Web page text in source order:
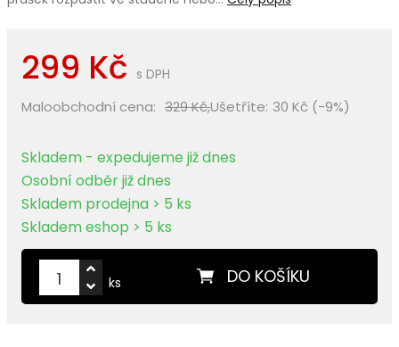
299 Kč s DPH
Maloobchodní cena: 329 Kč,Ušetříte: 30 Kč (-9%)
Skladem - expedujeme již dnes
Osobní odběr již dnes
Skladem prodejna > 5 ks
Skladem eshop > 5 ks
DO KOŠÍKU
ks